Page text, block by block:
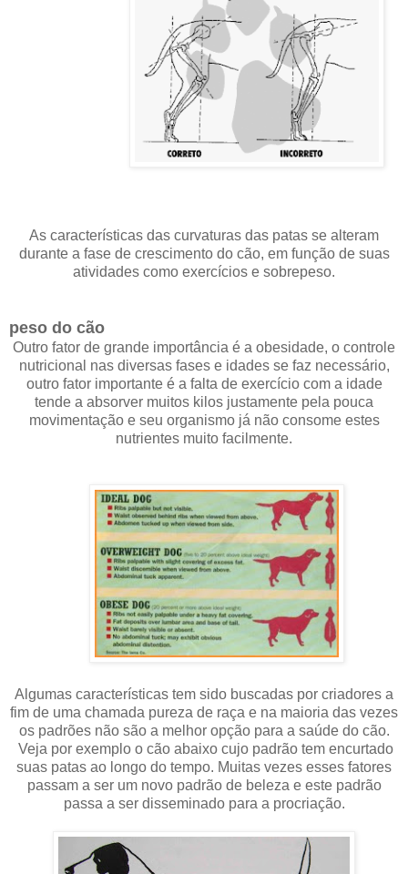
As características das curvaturas das patas se alteram
durante a fase de crescimento do cão, em função de suas
atividades como exercícios e sobrepeso.
peso do cão
Outro fator de grande importância é a obesidade, o controle
nutricional nas diversas fases e idades se faz necessário,
outro fator importante é a falta de exercício com a idade
tende a absorver muitos kilos justamente pela pouca
movimentação e seu organismo já não consome estes
nutrientes muito facilmente.
Algumas características tem sido buscadas por criadores a
fim de uma chamada pureza de raça e na maioria das vezes
os padrões não são a melhor opção para a saúde do cão.
Veja por exemplo o cão abaixo cujo padrão tem encurtado
suas patas ao longo do tempo. Muitas vezes esses fatores
passam a ser um novo padrão de beleza e este padrão
passa a ser disseminado para a procriação.